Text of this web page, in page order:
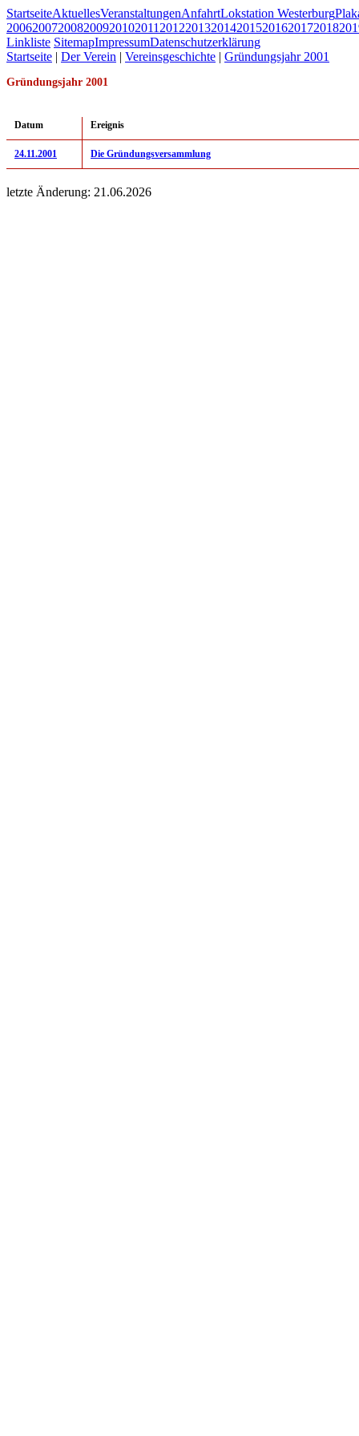
StartseiteAktuellesVeranstaltungenAnfahrtLokstation Westerburg
200620072008200920102011 2012201320142015201620172018
Linkliste SitemapImpressumDatenschutzerklärung
Startseite | Der Verein | Vereinsgeschichte | Gründungsjahr 2001
Gründungsjahr 2001
Datum Ereignis
24.11.2001 Die Gründungsversammlung
letzte Änderung: 21.06.2026